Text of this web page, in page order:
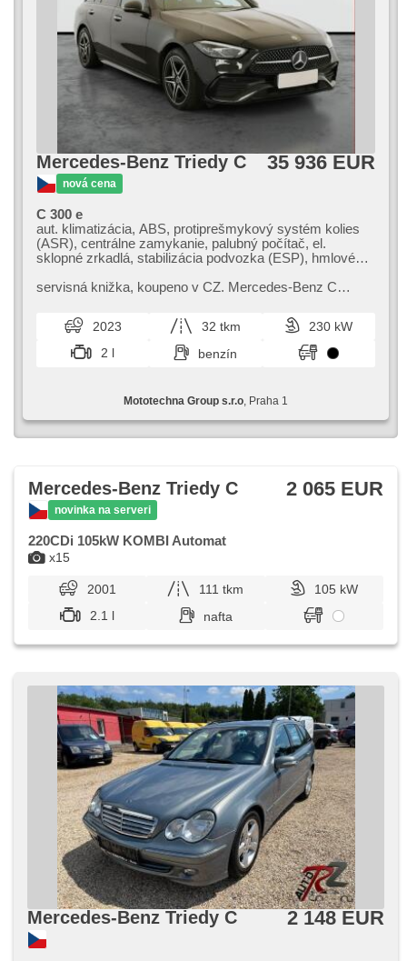
Mercedes-Benz Triedy C
nová cena
35 936 EUR
C 300 e
aut. klimatizácia, ABS, protiprešmykový systém kolies
(ASR), centrálne zamykanie, palubný počítač, el.
sklopné zrkadlá, stabilizácia podvozka (ESP), hmlové
tlačítkom, senzor tlaku v pneumatikách, USB, 6x airbag,
posilňovač riadenia, el. okná, autorádio, aut. prevodovka
servisná knižka,​ koupeno v CZ. Mercedes​-Benz C
karoserií. Nabízí bohatou výbavu,​ vys...
2023 32 tkm
230 kW
2 l
benzín
Mototechna Group s.r.o , Praha 1
x15
Mercedes-Benz Triedy C
novinka na serveri
2 065 EUR
220CDi 105kW KOMBI Automat
2001 111 tkm
105 kW
2.1 l
nafta
Mercedes-Benz Triedy C 2 148 EUR